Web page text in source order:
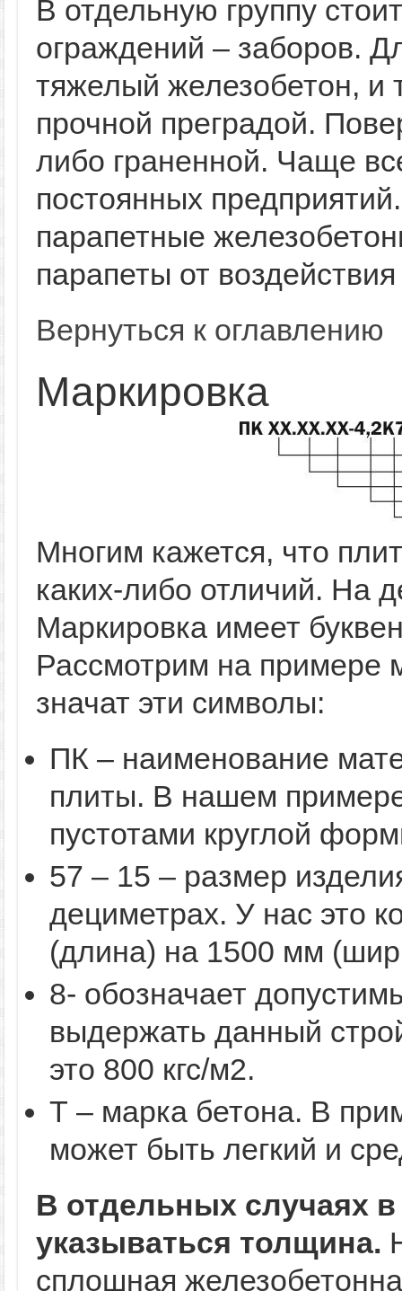
В отдельную группу
ограждений – заборов.
тяжелый железобетон, и
прочной преградой.
либо граненной. Чаще
постоянных
парапетные
парапеты от
Вернуться к оглавлению
Маркировка
Многим кажется, что
каких-либо отличий. На
Маркировка имеет
Рассмотрим на примере
значат эти символы:
ПК – наименование
плиты. В нашем
пустотами круглой
57 – 15 – размер
дециметрах. У нас это
(длина) на 1500 мм
8- обозначает
выдержать данный
это 800 кгс/м2.
Т – марка бетона. В
может быть легкий и
В отдельных случаях
указываться толщина.
сплошная